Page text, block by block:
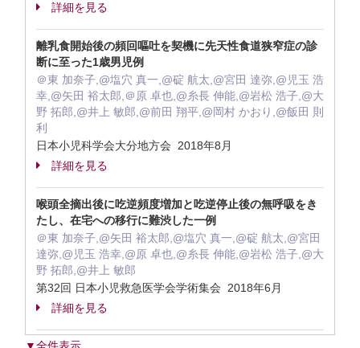
詳細を見る
離乳食開始後の頻回嘔吐を契機に先天性食道狭窄症の診
断に至った1歳男児例
＠東 加奈子,@塩穴 真一,@碇 航太,@宮田 達弥,@児玉 浩
幸,@矢田 裕太郎,＠原 卓也,@糸長 伸能,@岩松 浩子,@大
野 拓郎,@井上 敏郎,@前田 翔平,@岡村 かおり,@飯田 則
利
日本小児科学会大分地方会 2018年8月
詳細を見る
喉頭全摘出後に吃逆頻度増加と吃逆停止後の無呼吸をき
たし、在宅への移行に難渋した一例
＠東 加奈子,@矢田 裕太郎,@塩穴 真一,@碇 航太,@宮田
達弥,@児玉 浩幸,@原 卓也,@糸長 伸能,@岩松 浩子,@大
野 拓郎,@井上 敏郎
第32回 日本小児救急医学会学術集会 2018年6月
詳細を見る